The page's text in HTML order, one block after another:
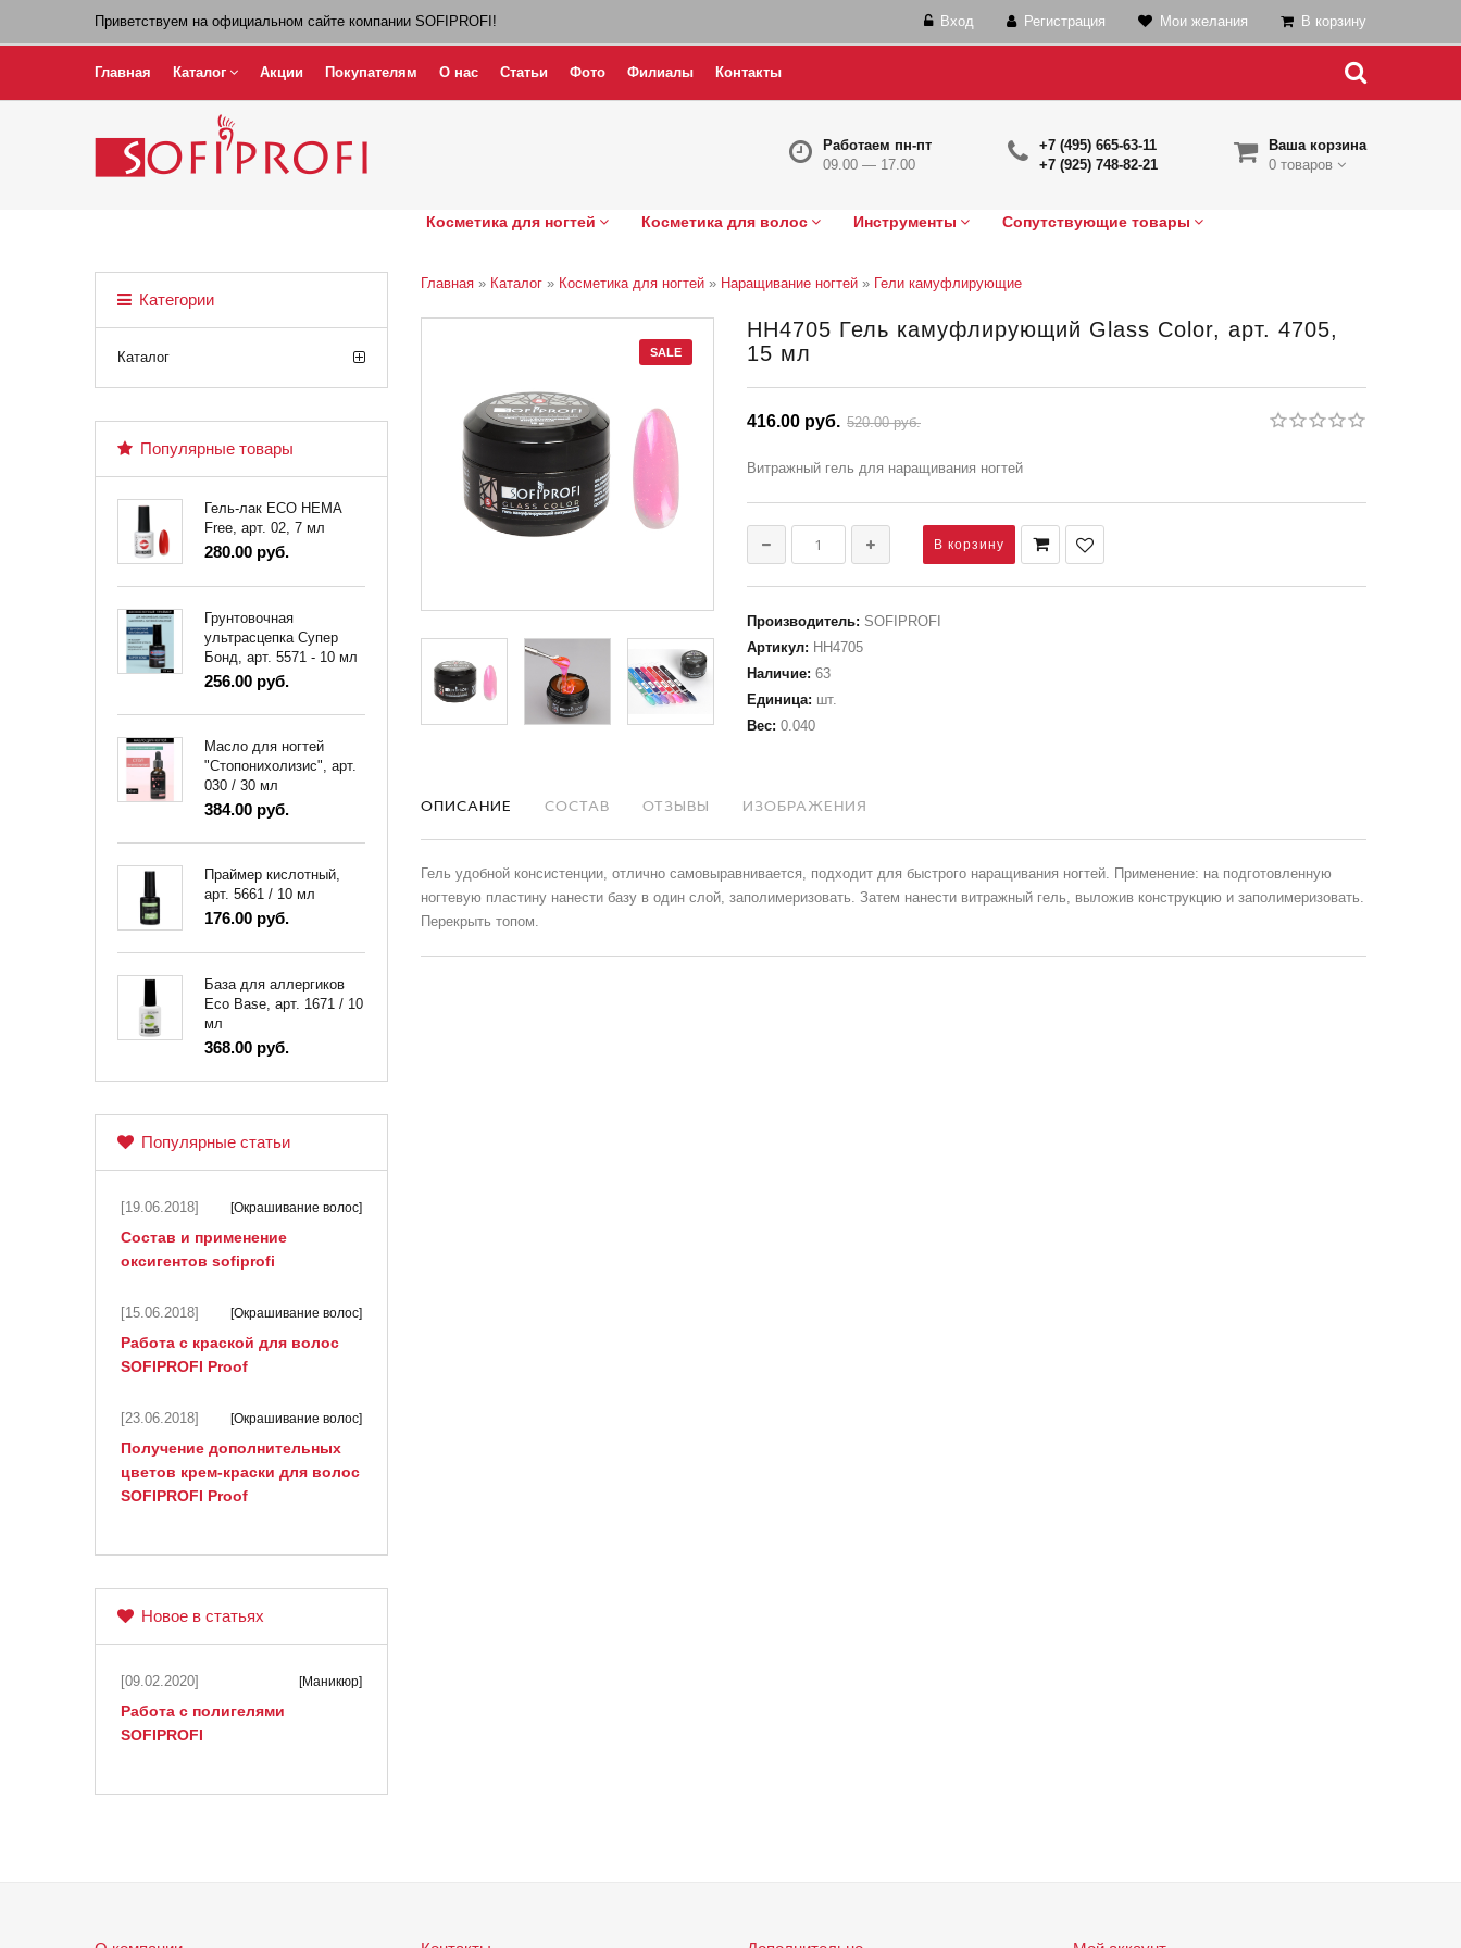
Приветствуем на официальном сайте компании SOFIPROFI! Вход Регистрация Мои желания В корзину
Главная Каталог Акции Покупателям О нас Статьи Фото Филиалы Контакты
Ваша корзина
0 товаров
+7 (495) 665-63-11
+7 (925) 748-82-21
Работаем пн-пт
09.00 — 17.00
Косметика для ногтей Косметика для волос Инструменты Сопутствующие товары
Главная » Каталог » Косметика для ногтей » Наращивание ногтей » Гели камуфлирующие
SALE
НН4705 Гель камуфлирующий Glass Color, арт. 4705,
15 мл
416.00 руб. 520.00 руб.
Витражный гель для наращивания ногтей
Производитель: SOFIPROFI
Артикул: НН4705
Наличие: 63
Единица: шт.
Вес: 0.040
ОПИСАНИЕ СОСТАВ ОТЗЫВЫ ИЗОБРАЖЕНИЯ
Гель удобной консистенции, отлично самовыравнивается, подходит для быстрого наращивания ногтей. Применение: на подготовленную
ногтевую пластину нанести базу в один слой, заполимеризовать. Затем нанести витражный гель, выложив конструкцию и заполимеризовать.
Перекрыть топом.
Категории
Каталог
Популярные товары
Гель-лак ECO HEMA
Free, арт. 02, 7 мл
280.00 руб.
Грунтовочная
ультрасцепка Супер
Бонд, арт. 5571 - 10 мл
256.00 руб.
Масло для ногтей
"Стопонихолизис", арт.
030 / 30 мл
384.00 руб.
Праймер кислотный,
арт. 5661 / 10 мл
176.00 руб.
База для аллергиков
Eco Base, арт. 1671 / 10
мл
368.00 руб.
Популярные статьи
[19.06.2018] [Окрашивание волос]
Состав и применение
оксигентов sofiprofi
[15.06.2018] [Окрашивание волос]
Работа с краской для волос
SOFIPROFI Proof
[23.06.2018] [Окрашивание волос]
Получение дополнительных
цветов крем-краски для волос
SOFIPROFI Proof
Новое в статьях
[09.02.2020] [Маникюр]
Работа с полигелями
SOFIPROFI